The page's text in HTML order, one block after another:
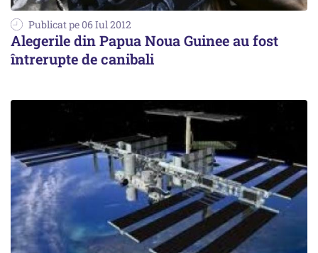
Publicat pe 06 Iul 2012
Alegerile din Papua Noua Guinee au fost
întrerupte de canibali